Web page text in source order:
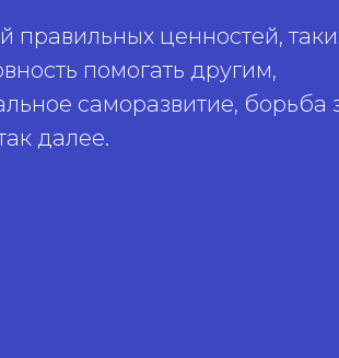
правильных ценностей,
помогать другим,
саморазвитие, борьба
далее.